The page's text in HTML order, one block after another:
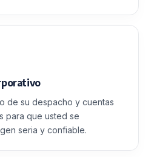
de su despacho y cuentas
para que usted se
seria y confiable.